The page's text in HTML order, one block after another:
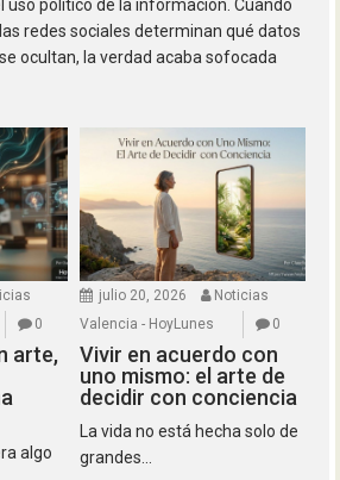
uso político de la información. Cuando
redes sociales determinan qué datos
ocultan, la verdad acaba sofocada
0
arte,
algo
julio 20, 2026
Noticias
Valencia - HoyLunes
0
Vivir en acuerdo con
uno mismo: el arte de
decidir con conciencia
La vida no está hecha solo de
grandes...